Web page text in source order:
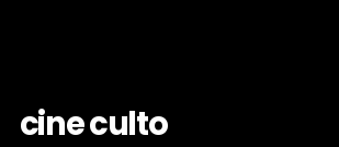
cine culto